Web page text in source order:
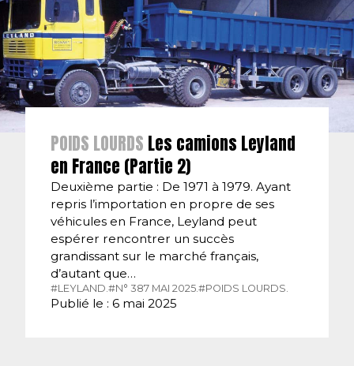
POIDS LOURDS Les camions Leyland
en France (Partie 2)
Deuxième partie : De 1971 à 1979. Ayant
repris l’importation en propre de ses
véhicules en France, Leyland peut
espérer rencontrer un succès
grandissant sur le marché français,
d’autant que…
#LEYLAND. #N° 387 MAI 2025. #POIDS LOURDS.
Publié le : 6 mai 2025